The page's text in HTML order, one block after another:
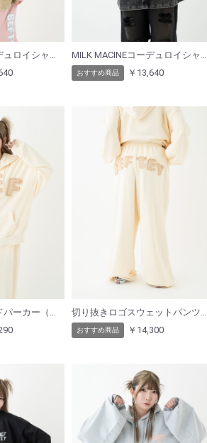
MILK MACINEコーデュロイシャツ（ピンク） MILK MACINEコーデュロイシャツ（ブラック）
おすすめ商品 ￥13,640
おすすめ商品 ￥14,300